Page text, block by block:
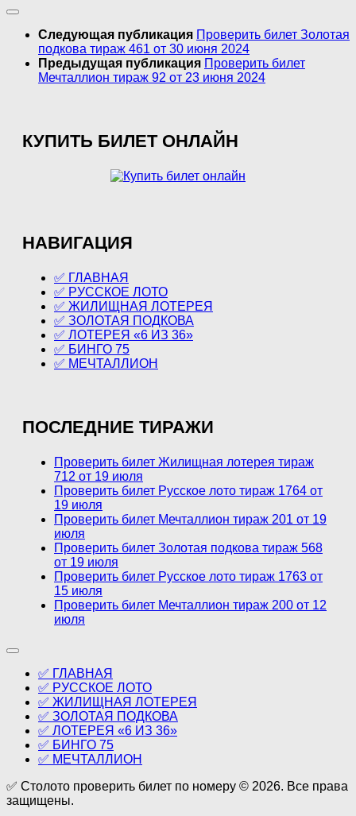
Следующая публикация Проверить билет Золотая
подкова тираж 461 от 30 июня 2024
Предыдущая публикация Проверить билет
Мечталлион тираж 92 от 23 июня 2024
КУПИТЬ БИЛЕТ ОНЛАЙН
НАВИГАЦИЯ
✅ ГЛАВНАЯ
✅ РУССКОЕ ЛОТО
✅ ЖИЛИЩНАЯ ЛОТЕРЕЯ
✅ ЗОЛОТАЯ ПОДКОВА
✅ ЛОТЕРЕЯ «6 ИЗ 36»
✅ БИНГО 75
✅ МЕЧТАЛЛИОН
ПОСЛЕДНИЕ ТИРАЖИ
Проверить билет Жилищная лотерея тираж
712 от 19 июля
Проверить билет Русское лото тираж 1764 от
19 июля
Проверить билет Мечталлион тираж 201 от 19
июля
Проверить билет Золотая подкова тираж 568
от 19 июля
Проверить билет Русское лото тираж 1763 от
15 июля
Проверить билет Мечталлион тираж 200 от 12
июля
✅ ГЛАВНАЯ
✅ РУССКОЕ ЛОТО
✅ ЖИЛИЩНАЯ ЛОТЕРЕЯ
✅ ЗОЛОТАЯ ПОДКОВА
✅ ЛОТЕРЕЯ «6 ИЗ 36»
✅ БИНГО 75
✅ МЕЧТАЛЛИОН
✅ Столото проверить билет по номеру © 2026. Все права
защищены.